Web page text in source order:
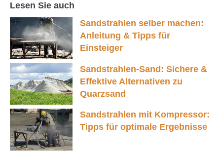
Lesen Sie auch
Sandstrahlen selber machen:
Anleitung & Tipps für
Einsteiger
Sandstrahlen-Sand: Sichere &
Effektive Alternativen zu
Quarzsand
Sandstrahlen mit Kompressor:
Tipps für optimale Ergebnisse